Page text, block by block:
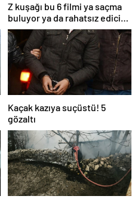
Z kuşağı bu 6 filmi ya saçma
buluyor ya da rahatsız edici
ve toksik!
Kaçak kazıya suçüstü! 5
gözaltı